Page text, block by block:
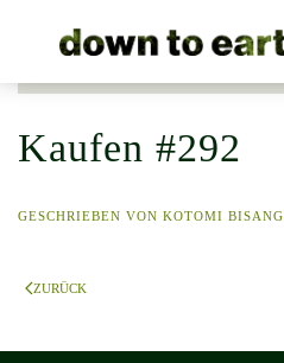
Zum Hauptinhalt springen
Kaufen #292
GESCHRIEBEN VON KOTOMI BISANG
ZURÜCK